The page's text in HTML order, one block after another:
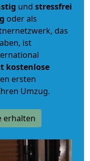
und stressfrei
oder als
das
ist
kostenlose
ersten
Umzug.
erhalten